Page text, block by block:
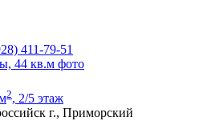
411-79-51
2, 2/5 этаж
г., Приморский